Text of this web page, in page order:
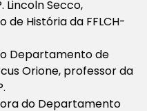
Lincoln Secco,
História da FFLCH-
Departamento de
Orione, professor da
do Departamento